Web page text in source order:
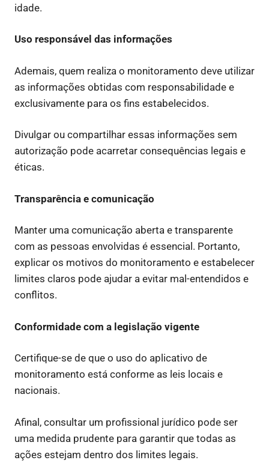
idade.
Uso responsável das informações
Ademais, quem realiza o monitoramento deve utilizar
as informações obtidas com responsabilidade e
exclusivamente para os fins estabelecidos.
Divulgar ou compartilhar essas informações sem
autorização pode acarretar consequências legais e
éticas.
Transparência e comunicação
Manter uma comunicação aberta e transparente
com as pessoas envolvidas é essencial. Portanto,
explicar os motivos do monitoramento e estabelecer
limites claros pode ajudar a evitar mal-entendidos e
conflitos.
Conformidade com a legislação vigente
Certifique-se de que o uso do aplicativo de
monitoramento está conforme as leis locais e
nacionais.
Afinal, consultar um profissional jurídico pode ser
uma medida prudente para garantir que todas as
ações estejam dentro dos limites legais.